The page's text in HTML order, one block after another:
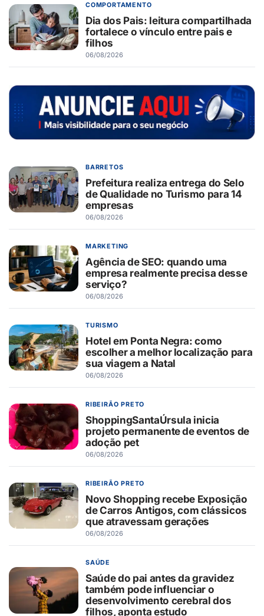
COMPORTAMENTO
Dia dos Pais: leitura compartilhada
fortalece o vínculo entre pais e
filhos
06/08/2026
BARRETOS
Prefeitura realiza entrega do Selo
de Qualidade no Turismo para 14
empresas
06/08/2026
MARKETING
Agência de SEO: quando uma
empresa realmente precisa desse
serviço?
06/08/2026
TURISMO
Hotel em Ponta Negra: como
escolher a melhor localização para
sua viagem a Natal
06/08/2026
RIBEIRÃO PRETO
ShoppingSantaÚrsula inicia
projeto permanente de eventos de
adoção pet
06/08/2026
RIBEIRÃO PRETO
Novo Shopping recebe Exposição
de Carros Antigos, com clássicos
que atravessam gerações
06/08/2026
SAÚDE
Saúde do pai antes da gravidez
também pode influenciar o
desenvolvimento cerebral dos
filhos, aponta estudo